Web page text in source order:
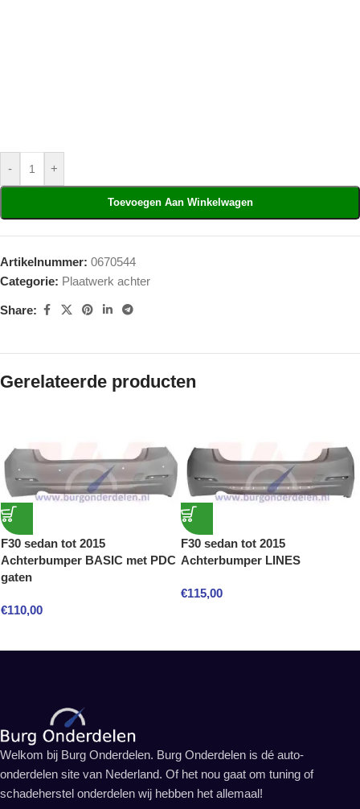
- +
Toevoegen Aan Winkelwagen
Artikelnummer: 0670544
Categorie: Plaatwerk achter
Share:
Gerelateerde producten
F30 sedan tot 2015
Achterbumper BASIC met PDC
gaten
€110,00
F30 sedan tot 2015
Achterbumper LINES
€115,00
Welkom bij Burg Onderdelen. Burg Onderdelen is dé auto-
onderdelen site van Nederland. Of het nou gaat om tuning of
schadeherstel onderdelen wij hebben het allemaal!